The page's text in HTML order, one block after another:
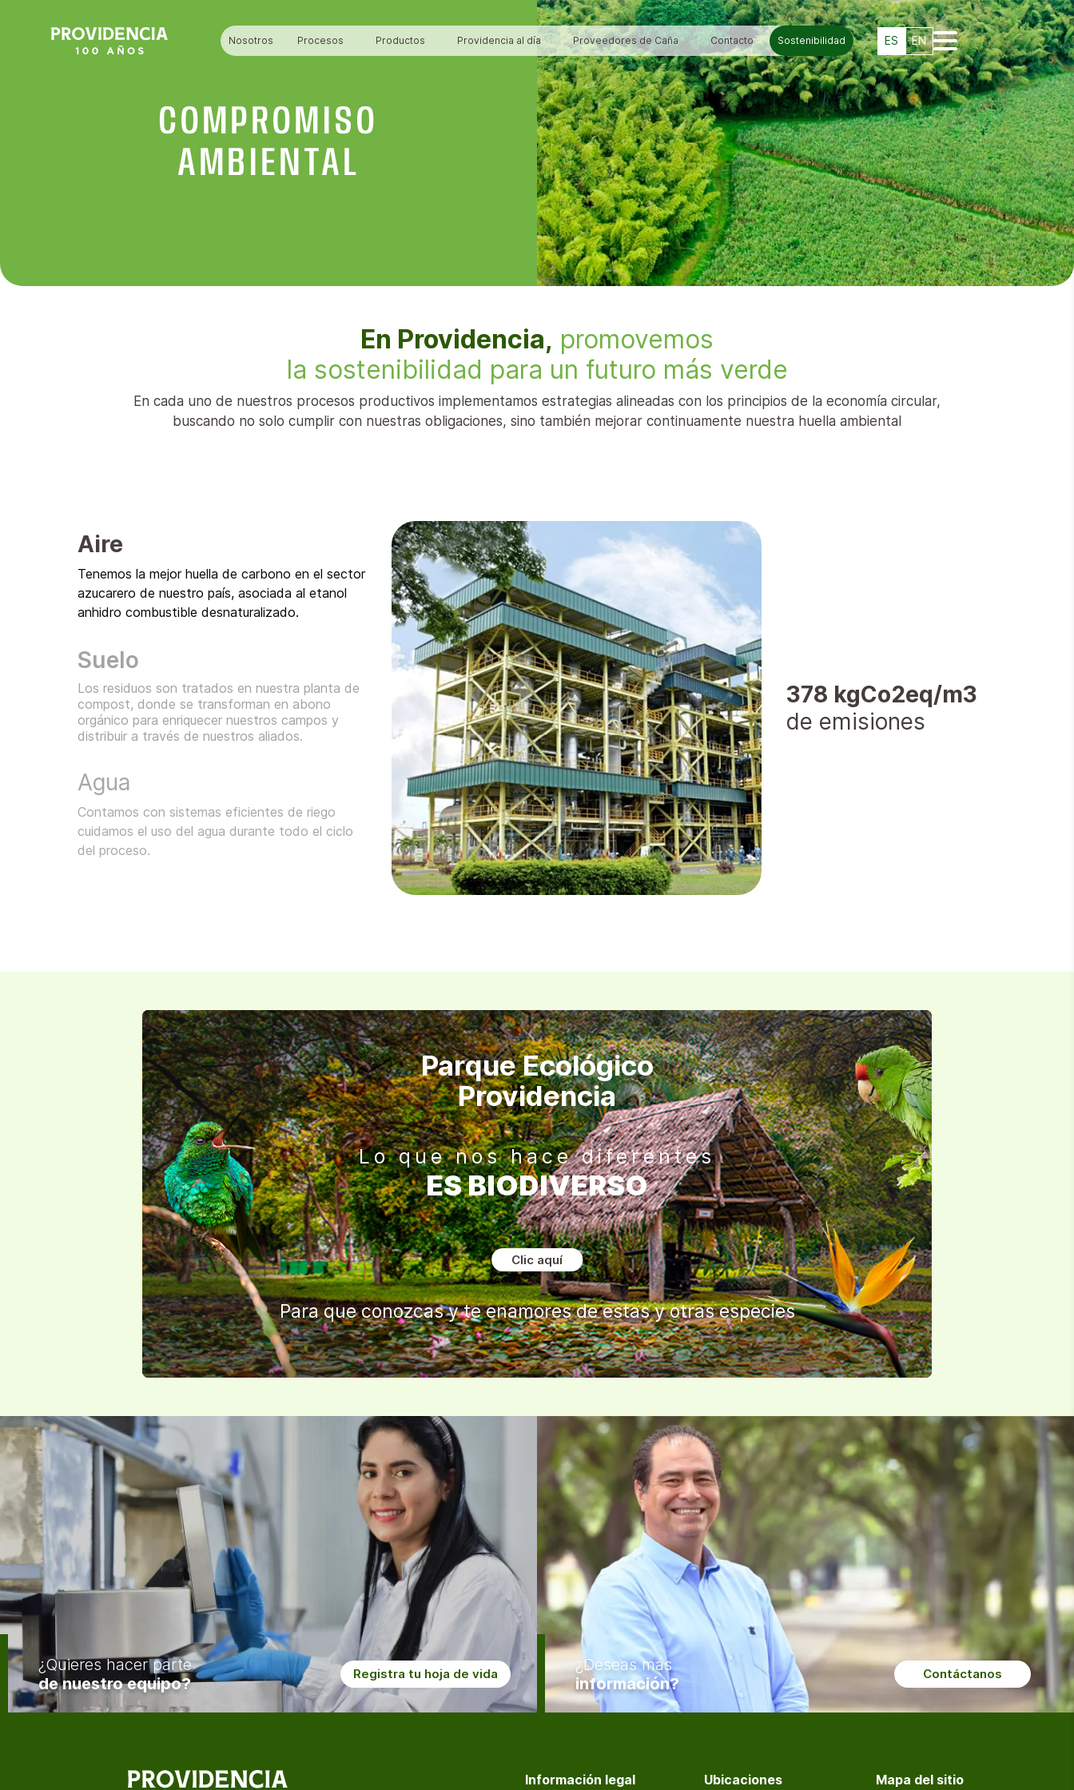
Nosotros Procesos Productos Providencia al día Proveedores de Caña Contacto Sostenibilidad ES EN
COMPROMISO
AMBIENTAL
En Providencia, promovemos
la sostenibilidad para un futuro más verde
En cada uno de nuestros procesos productivos implementamos estrategias alineadas con los principios de la economía circular,
buscando no solo cumplir con nuestras obligaciones, sino también mejorar continuamente nuestra huella ambiental
Aire
Tenemos la mejor huella de carbono en el sector
azucarero de nuestro país, asociada al etanol
anhidro combustible desnaturalizado.
Suelo
Los residuos son tratados en nuestra planta de
compost, donde se transforman en abono
orgánico para enriquecer nuestros campos y
distribuir a través de nuestros aliados.
Agua
Contamos con sistemas eficientes de riego
cuidamos el uso del agua durante todo el ciclo
del proceso.
250,000 tonde
residuos
Parque Ecológico
Providencia
Lo que nos hace diferentes
ES BIODIVERSO
Clic aquí
Para que conozcas y te enamores de estas y otras especies
¿Quieres hacer parte
de nuestro equipo?
Registra tu hoja de vida
¿Deseas más
información?
Contáctanos
Información legal Ubicaciones Mapa del sitio